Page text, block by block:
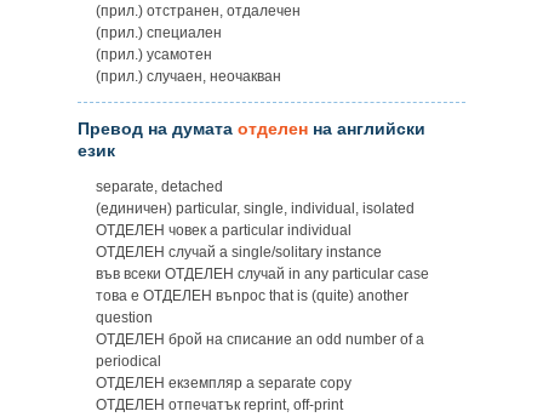
(прил.) отстранен, отдалечен
(прил.) специален
(прил.) усамотен
(прил.) случаен, неочакван
Превод на думата отделен на английски
език
separate, detached
(единичен) particular, single, individual, isolated
ОТДЕЛЕН човек a particular individual
ОТДЕЛЕН случай a single/solitary instance
във всеки ОТДЕЛЕН случай in any particular case
това е ОТДЕЛЕН въnpoc that is (quite) another
question
ОТДЕЛЕН брой на списание an odd number of a
periodical
ОТДЕЛЕН екземпляр a separate copy
ОТДЕЛЕН отпечатък reprint, off-print